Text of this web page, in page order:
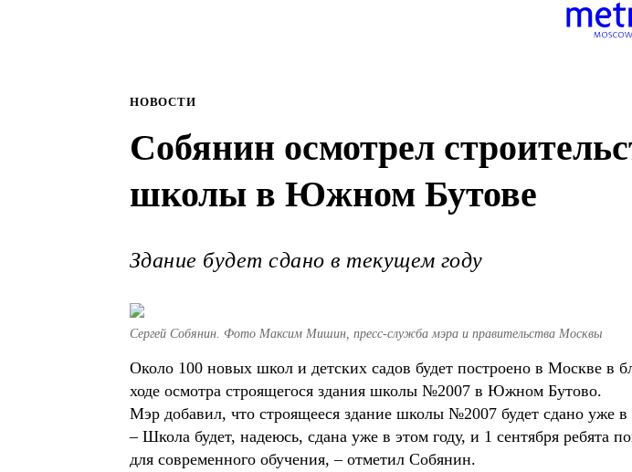
НОВОСТИ
Собянин осмотрел
школы в Южном Бутове
Здание будет сдано в текущем году
Сергей Собянин. Фото Максим Мишин, пресс-служба мэра и правительства Москвы
Около 100 новых школ и детских садов будет построено в Москве
ходе осмотра строящегося здания школы №2007 в Южном Бутово.
Мэр добавил, что строящееся здание школы №2007 будет сдано уже в
– Школа будет, надеюсь, сдана уже в этом году, и 1 сентября
для современного обучения, – отметил Собянин.